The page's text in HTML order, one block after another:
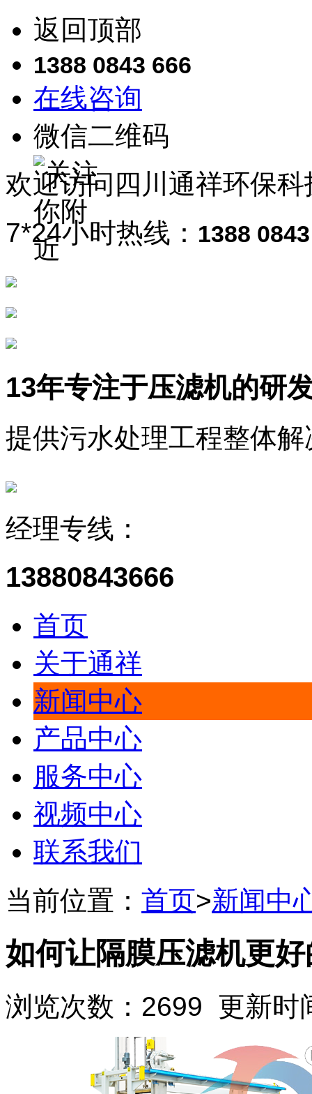
返回顶部
1388 0843 666
在线咨询
微信二维码
欢迎访问 四川通祥环保科
7*24小时热线： 1388
13年专注于压滤机的研
提供污水处理工程整体解
经理专线：
13880843666
首页
关于通祥
新闻中心
产品中心
服务中心
视频中心
联系我们
当前位置： 首页>新闻中
如何让隔膜压滤机更
浏览次数：2699 更新时